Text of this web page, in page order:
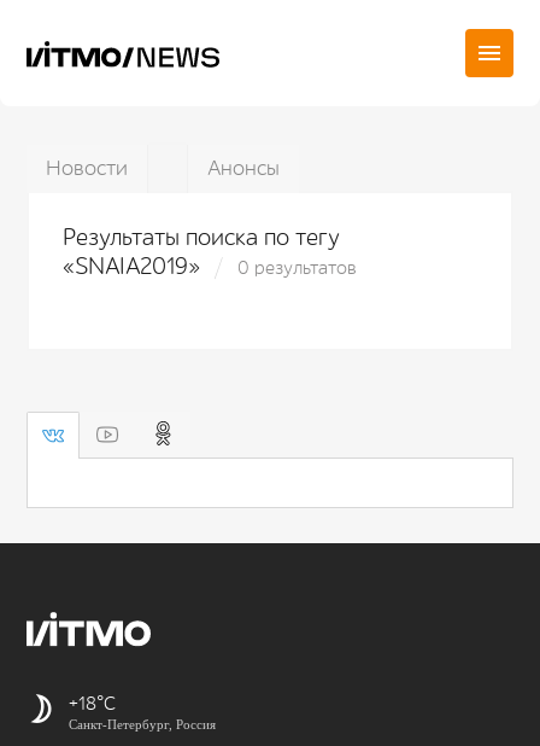
Новости Анонсы
Результаты поиска по тегу
«SNAIA2019»
0 результатов
+18
Санкт-Петербург, Россия